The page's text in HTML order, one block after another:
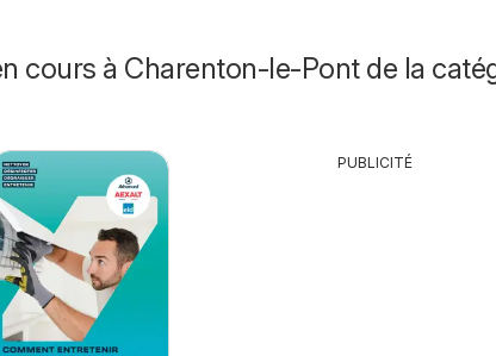
cours à Charenton-le-Pont de la
PUBLICITÉ